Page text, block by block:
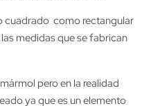
cuadrado como rectangular
medidas que se fabrican
pero en la realidad
ya que es un elemento